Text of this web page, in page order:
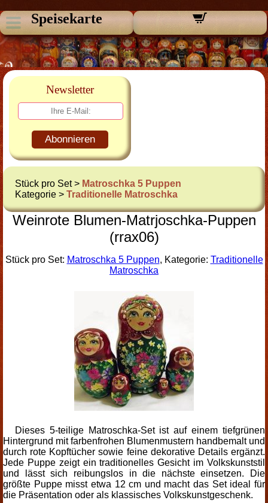
Speisekarte
Newsletter
Abonnieren
Stück pro Set > Matroschka 5 Puppen
Kategorie > Traditionelle Matroschka
Weinrote Blumen-Matrjoschka-Puppen
(rrax06)
Stück pro Set: Matroschka 5 Puppen, Kategorie: Traditionelle
Matroschka
Dieses 5-teilige Matroschka-Set ist auf einem tiefgrünen
Hintergrund mit farbenfrohen Blumenmustern handbemalt und
durch rote Kopftücher sowie feine dekorative Details ergänzt.
Jede Puppe zeigt ein traditionelles Gesicht im Volkskunststil
und lässt sich reibungslos in die nächste einsetzen. Die
größte Puppe misst etwa 12 cm und macht das Set ideal für
die Präsentation oder als klassisches Volkskunstgeschenk.